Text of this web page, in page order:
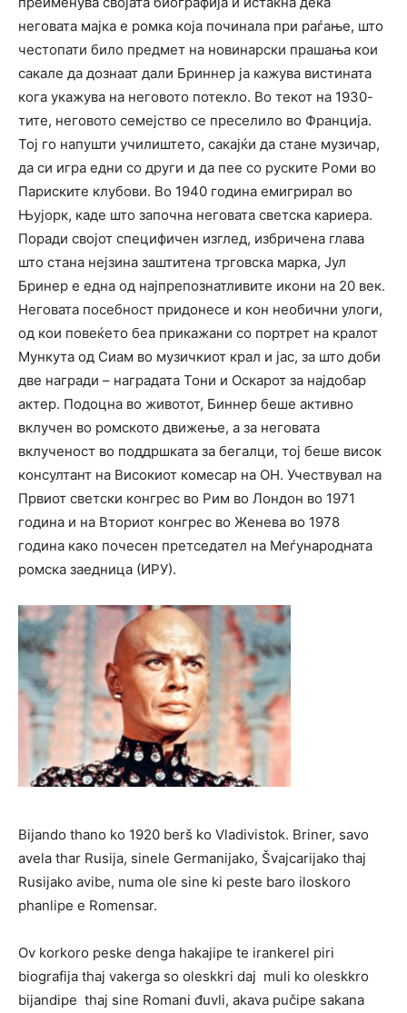
неговата мајка е ромка која починала при раѓање, што
честопати било предмет на новинарски прашања кои
сакале да дознаат дали Бриннер ја кажува вистината
кога укажува на неговото потекло. Во текот на 1930-
тите, неговото семејство се преселило во Франција.
Тој го напушти училиштето, сакајќи да стане музичар,
да си игра едни со други и да пее со руските Роми во
Париските клубови. Во 1940 година емигрирал во
Њујорк, каде што започна неговата светска кариера.
Поради својот специфичен изглед, избричена глава
што стана нејзина заштитена трговска марка, Јул
Бринер е една од најпрепознатливите икони на 20 век.
Неговата посебност придонесе и кон необични улоги,
од кои повеќето беа прикажани со портрет на кралот
Мункута од Сиам во музичкиот крал и јас, за што доби
две награди – наградата Тони и Оскарот за најдобар
актер. Подоцна во животот, Биннер беше активно
вклучен во ромското движење, а за неговата
вклученост во поддршката за бегалци, тој беше висок
консултант на Високиот комесар на ОН. Учествувал на
Првиот светски конгрес во Рим во Лондон во 1971
година и на Вториот конгрес во Женева во 1978
година како почесен претседател на Меѓународната
ромска заедница (ИРУ).
Bijando thano ko 1920 berš ko Vladivistok. Briner, savo
avela thar Rusija, sinele Germanijako, Švajcarijako thaj
Rusijako avibe, numa ole sine ki peste baro iloskoro
phanlipe e Romensar.
Ov korkoro peske denga hakajipe te irankerel piri
biografija thaj vakerga so oleskkri daj muli ko oleskkro
bijandipe thaj sine Romani đuvli, akava pučipe sakana